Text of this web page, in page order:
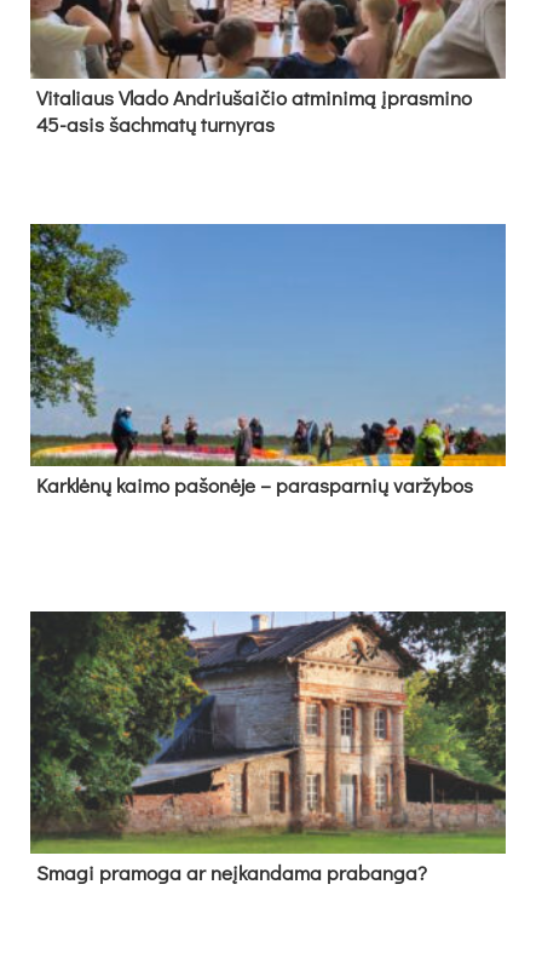
Vi­ta­liaus Vla­do And­riu­šai­čio at­mi­ni­mą įpras­mi­no
45-asis šach­ma­tų tur­ny­ras
Kark­lė­nų kai­mo pa­šo­nė­je – pa­ras­par­nių var­žy­bos
Sma­gi pra­mo­ga ar neį­kan­da­ma pra­ban­ga?